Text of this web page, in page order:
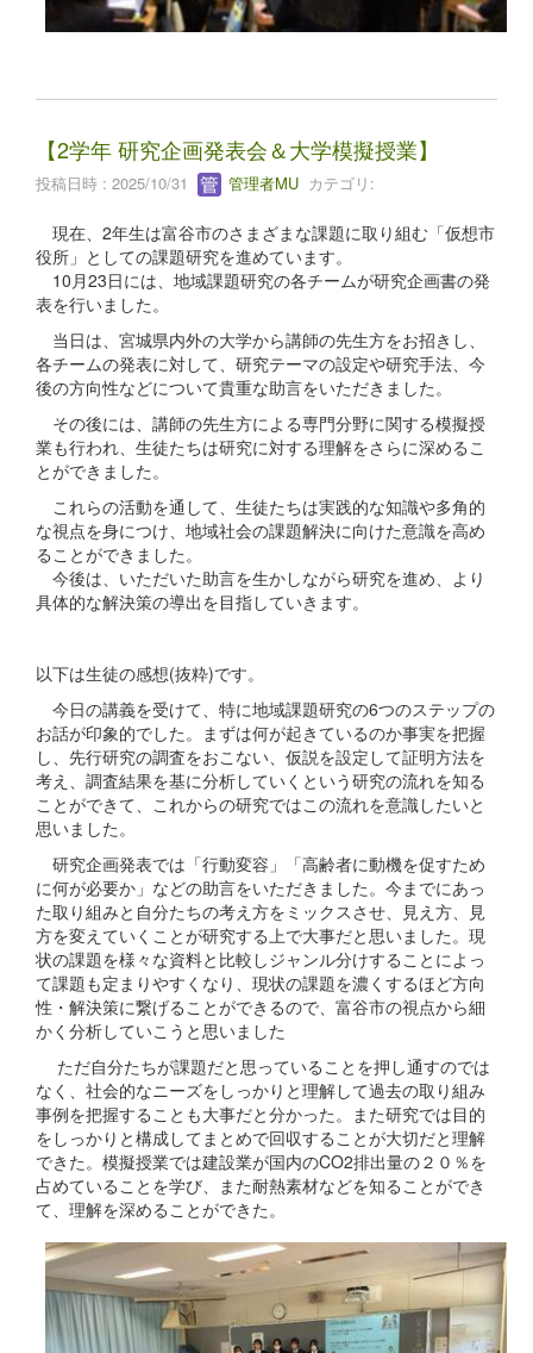
【2学年 研究企画発表会＆大学模擬授業】
投稿日時 : 2025/10/31 管理者MU カテゴリ:
現在、2年生は富谷市のさまざまな課題に取り組む「仮想市
役所」としての課題研究を進めています。
10月23日には、地域課題研究の各チームが研究企画書の発
表を行いました。
当日は、宮城県内外の大学から講師の先生方をお招きし、
各チームの発表に対して、研究テーマの設定や研究手法、今
後の方向性などについて貴重な助言をいただきました。
その後には、講師の先生方による専門分野に関する模擬授
業も行われ、生徒たちは研究に対する理解をさらに深めるこ
とができました。
これらの活動を通して、生徒たちは実践的な知識や多角的
な視点を身につけ、地域社会の課題解決に向けた意識を高め
ることができました。
今後は、いただいた助言を生かしながら研究を進め、より
具体的な解決策の導出を目指していきます。
以下は生徒の感想(抜粋)です。
今日の講義を受けて、特に地域課題研究の6つのステップの
お話が印象的でした。まずは何が起きているのか事実を把握
し、先行研究の調査をおこない、仮説を設定して証明方法を
考え、調査結果を基に分析していくという研究の流れを知る
ことができて、これからの研究ではこの流れを意識したいと
思いました。
研究企画発表では「行動変容」「高齢者に動機を促すため
に何が必要か」などの助言をいただきました。今までにあっ
た取り組みと自分たちの考え方をミックスさせ、見え方、見
方を変えていくことが研究する上で大事だと思いました。現
状の課題を様々な資料と比較しジャンル分けすることによっ
て課題も定まりやすくなり、現状の課題を濃くするほど方向
性・解決策に繋げることができるので、富谷市の視点から細
かく分析していこうと思いました
ただ自分たちが課題だと思っていることを押し通すのでは
なく、社会的なニーズをしっかりと理解して過去の取り組み
事例を把握することも大事だと分かった。また研究では目的
をしっかりと構成してまとめで回収することが大切だと理解
できた。模擬授業では建設業が国内のCO2排出量の２０％を
占めていることを学び、また耐熱素材などを知ることができ
て、理解を深めることができた。